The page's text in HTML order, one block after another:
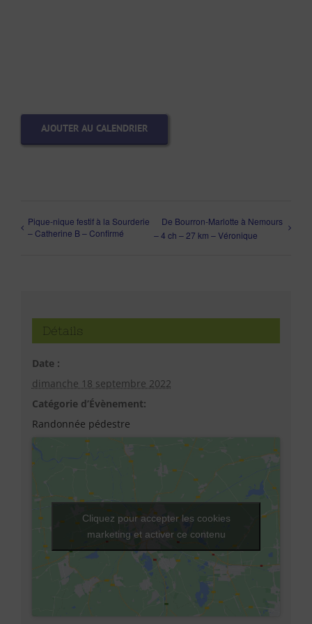
AJOUTER AU CALENDRIER
Pique-nique festif à la Sourderie
– Catherine B – Confirmé
De Bourron-Marlotte à Nemours
– 4 ch – 27 km – Véronique
Détails
Date :
dimanche 18 septembre 2022
Catégorie d’Évènement:
Randonnée pédestre
Cliquez pour accepter les cookies
marketing et activer ce contenu